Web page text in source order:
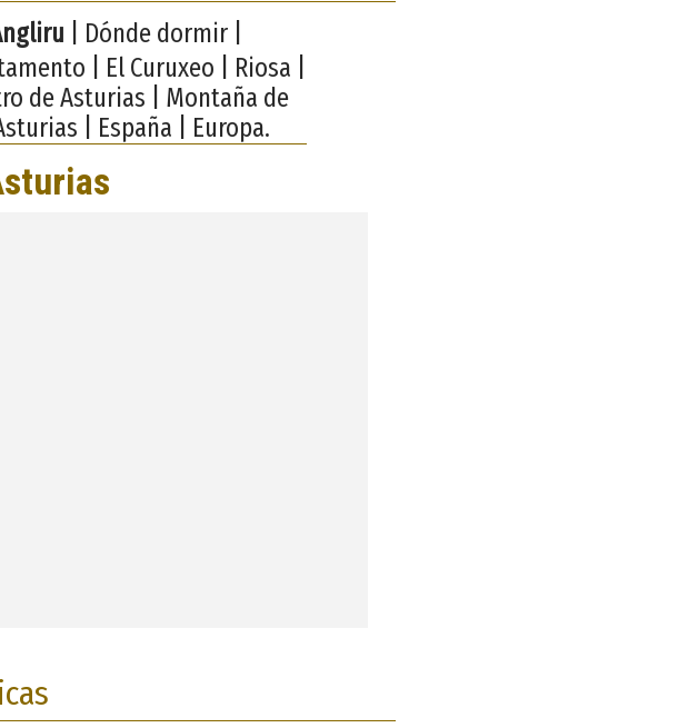
| Dónde dormir |
| El Curuxeo | Riosa |
de Asturias | Montaña de
| España | Europa.